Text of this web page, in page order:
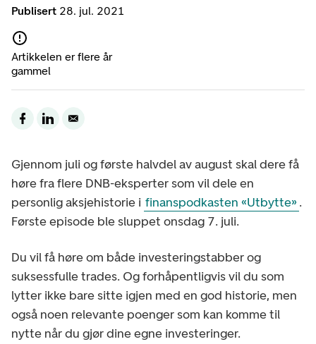
Publisert 28. jul. 2021
Artikkelen er flere år
gammel
Gjennom juli og første halvdel av august skal dere få
høre fra flere DNB-eksperter som vil dele en
personlig aksjehistorie i finanspodkasten «Utbytte» .
Første episode ble sluppet onsdag 7. juli.
Du vil få høre om både investeringstabber og
suksessfulle trades. Og forhåpentligvis vil du som
lytter ikke bare sitte igjen med en god historie, men
også noen relevante poenger som kan komme til
nytte når du gjør dine egne investeringer.